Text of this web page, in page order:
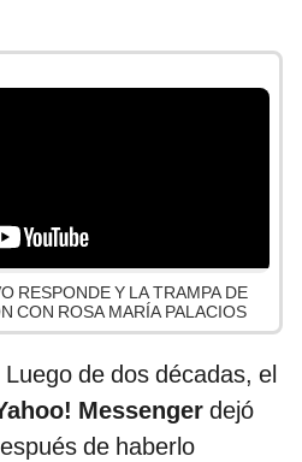
RESPONDE Y LA TRAMPA DE
CON ROSA MARÍA PALACIOS
de dos décadas, el
Messenger dejó
de haberlo